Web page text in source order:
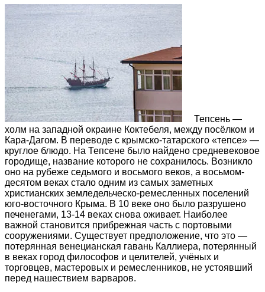
Тепсень —
холм на западной окраине Коктебеля, между посёлком и
Кара-Дагом. В переводе с крымско-татарского «тепсе» —
круглое блюдо. На Тепсене было найдено средневековое
городище, название которого не сохранилось. Возникло
оно на рубеже седьмого и восьмого веков, а восьмом-
десятом веках стало одним из самых заметных
христианских земледельческо-ремесленных поселений
юго-восточного Крыма. В 10 веке оно было разрушено
печенегами, 13-14 веках снова оживает. Наиболее
важной становится прибрежная часть с портовыми
сооружениями. Существует предположение, что это —
потерянная венецианская гавань Каллиера, потерянный
в веках город философов и целителей, учёных и
торговцев, мастеровых и ремесленников, не устоявший
перед нашествием варваров.